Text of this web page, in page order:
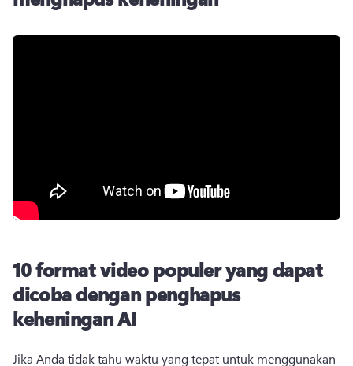
10 format video populer yang dapat
dicoba dengan penghapus
keheningan AI
Jika Anda tidak tahu waktu yang tepat untuk menggunakan